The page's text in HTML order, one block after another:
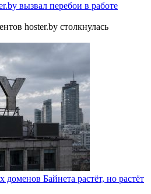
вызвал перебои в работе
hoster.by столкнулась
доменов Байнета растёт, но растёт